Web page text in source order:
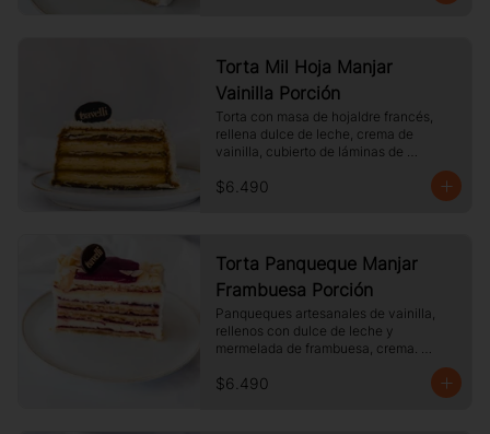
Torta Mil Hoja Manjar
Vainilla Porción
Torta con masa de hojaldre francés,
rellena dulce de leche, crema de
vainilla, cubierto de láminas de
$6.490
Torta Panqueque Manjar
Frambuesa Porción
Panqueques artesanales de vainilla,
rellenos con dulce de leche y
mermelada de frambuesa, crema.
almendras laminadas tostadas.
$6.490